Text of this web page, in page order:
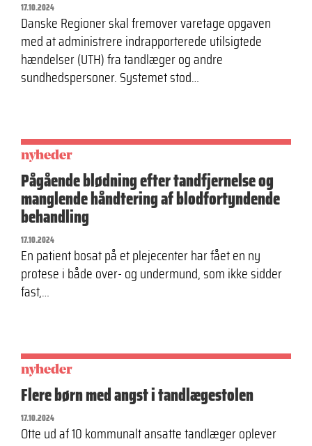
17.10.2024
Danske Regioner skal fremover varetage opgaven
med at administrere indrapporterede utilsigtede
hændelser (UTH) fra tandlæger og andre
sundhedspersoner. Systemet stod…
nyheder
Pågående blødning efter tand­fjernelse og
manglende håndtering af blodfortyndende
behandling
17.10.2024
En patient bosat på et plejecenter har fået en ny
protese i både over- og undermund, som ikke sidder
fast,…
nyheder
Flere børn med angst i tandlæge­stolen
17.10.2024
Otte ud af 10 kommunalt ansatte tandlæger oplever